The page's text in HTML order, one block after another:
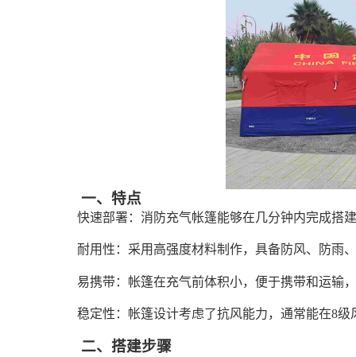
一、特点
快速部署：消防充气帐篷能够在几分钟内完成搭
耐用性：采用高强度材料制作，具备防风、防雨
易携带：帐篷在充气前体积小，便于携带和运输
稳定性：帐篷设计考虑了抗风能力，通常能在8级
二、搭建步骤